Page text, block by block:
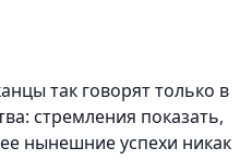
так говорят только в
стремления показать,
нынешние успехи никак